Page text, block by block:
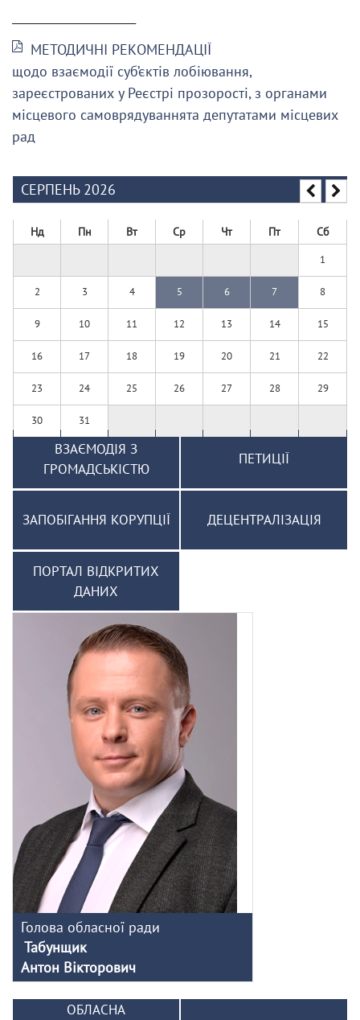
МЕТОДИЧНІ РЕКОМЕНДАЦІЇ
щодо взаємодії суб’єктів лобіювання,
зареєстрованих у Реєстрі прозорості, з органами
місцевого самоврядуваннята депутатами місцевих
рад
СЕРПЕНЬ 2026
Нд Пн Вт Ср Чт Пт Сб
1
2 3 4 5 6 7 8
9 10 11 12 13 14 15
16 17 18 19 20 21 22
23 24 25 26 27 28 29
30 31
ВЗАЄМОДІЯ З
ГРОМАДСЬКІСТЮ
ПЕТИЦІЇ
ЗАПОБІГАННЯ КОРУПЦІЇ ДЕЦЕНТРАЛІЗАЦІЯ
ПОРТАЛ ВІДКРИТИХ
ДАНИХ
Голова обласної ради
Табунщик
Антон Вікторович
ОБЛАСНА